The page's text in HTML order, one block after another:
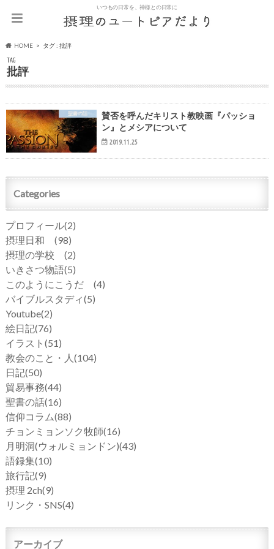
いつもの日常を、神様との日常に
HOME タグ : 批評
TAG
批評
聖書の話
賛否を呼んだキリスト教映画『パッショ
ン』とメシアについて
2019.11.25
Categories
プロフィール(2)
摂理日和 (98)
摂理の学校 (2)
いきさつ物語(5)
このようにこうだ (4)
バイブルスタディ(5)
Youtube(2)
絵日記(76)
イラスト (51)
教会のこと・人 (104)
日記(50)
貿易事務(44)
聖書の話(16)
信仰コラム(88)
チョンミョンソク牧師(16)
月明洞(ウォルミョンドン)(43)
語録集(10)
旅行記(9)
摂理 2ch(9)
リンク・SNS(4)
アーカイブ